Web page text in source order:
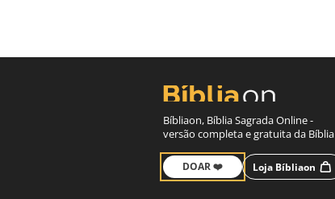
Bíbliaon, Bíblia Sagrada Online -
versão completa e gratuita da Bíblia
DOAR ❤️ Loja Bíbliaon